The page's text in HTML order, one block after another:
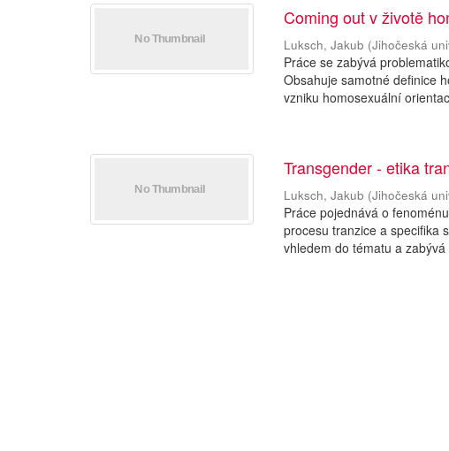
Coming out v životě
Luksch, Jakub (Jihočeská
Práce se zabývá
Obsahuje samotné definice
vzniku homosexuální
Transgender - etika
Luksch, Jakub (Jihočeská
Práce pojednává o
procesu tranzice a specifika
vhledem do tématu a zabývá